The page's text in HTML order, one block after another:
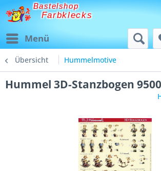
Bastelshop
Farbklecks
Menü
Übersicht Hummelmotive
Hummel 3D-Stanzbogen